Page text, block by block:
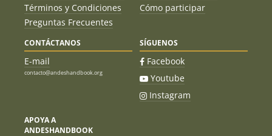
Términos y Condiciones
Preguntas Frecuentes
Cómo participar
CONTÁCTANOS
E-mail
contacto@andeshandbook.org
SÍGUENOS
Facebook
Youtube
Instagram
APOYA A
ANDESHANDBOOK